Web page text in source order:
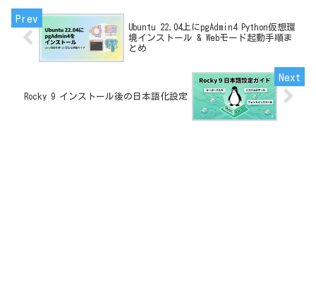
Ubuntu 22.04上にpgAdmin4 Python仮想環
境インストール & Webモード起動手順ま
とめ
Rocky 9 インストール後の日本語化設定